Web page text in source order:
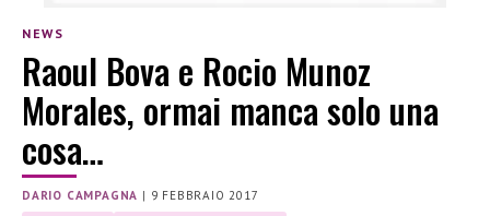
NEWS
Raoul Bova e Rocio Munoz
Morales, ormai manca solo una
cosa…
DARIO CAMPAGNA | 9 FEBBRAIO 2017